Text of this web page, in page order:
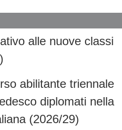
alle nuove classi
abilitante triennale
diplomati nella
(2026/29)